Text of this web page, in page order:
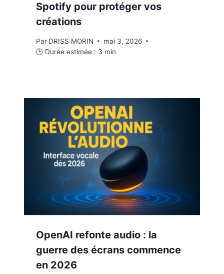
Spotify pour protéger vos
créations
Par DRISS MORIN
mai 3, 2026
🕒 Durée estimée : 3 min
OpenAI refonte audio : la
guerre des écrans commence
en 2026